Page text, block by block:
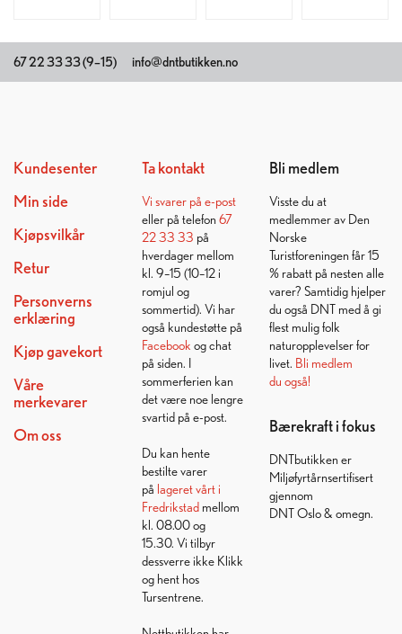
67 22 33 33 (9–15) info@dntbutikken.no
Kundesenter
Min side
Kjøpsvilkår
Retur
Personverns
erklæring
Kjøp gavekort
Våre
merkevarer
Om oss
Ta kontakt
Vi svarer på e-post
eller på telefon 67
22 33 33 på
hverdager mellom
kl. 9–15 (10–12 i
romjul og
sommertid). Vi har
også kundestøtte på
Facebook og chat
på siden. I
sommerferien kan
det være noe lengre
svartid på e-post.
Du kan hente
bestilte varer
på lageret vårt i
Fredrikstadmellom
kl. 08.00 og
15.30. Vi tilbyr
dessverre ikke Klikk
og hent hos
Tursentrene.
Bli medlem
Visste du at
medlemmer av Den
Norske
Turistforeningen får 15
% rabatt på nesten alle
varer? Samtidig hjelper
du også DNT med å gi
flest mulig folk
naturopplevelser for
livet. Bli medlem
du også!
Bærekraft i fokus
DNTbutikken er
Miljøfyrtårnsertifisert
gjennom
DNT Oslo & omegn.